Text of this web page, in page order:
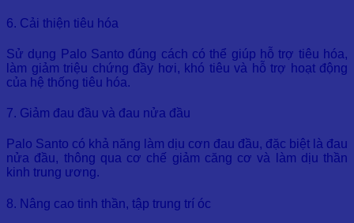
6. Cải thiện tiêu hóa
Sử dụng Palo Santo đúng cách có thể giúp hỗ trợ tiêu hóa,
làm giảm triệu chứng đầy hơi, khó tiêu và hỗ trợ hoạt động
của hệ thống tiêu hóa.
7. Giảm đau đầu và đau nửa đầu
Palo Santo có khả năng làm dịu cơn đau đầu, đặc biệt là đau
nửa đầu, thông qua cơ chế giảm căng cơ và làm dịu thần
kinh trung ương.
8. Nâng cao tinh thần, tập trung trí óc